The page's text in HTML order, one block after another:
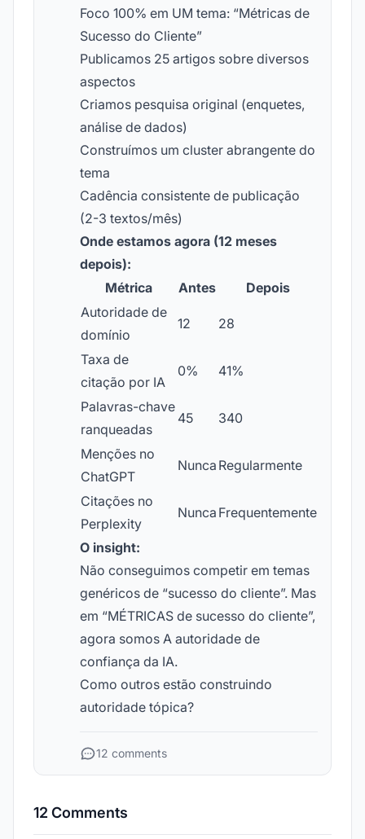
Foco 100% em UM tema: “Métricas de
Sucesso do Cliente”
Publicamos 25 artigos sobre diversos
aspectos
Criamos pesquisa original (enquetes,
análise de dados)
Construímos um cluster abrangente do
tema
Cadência consistente de publicação
(2-3 textos/mês)
Onde estamos agora (12 meses
depois):
Métrica
Antes
Depois
Autoridade de
domínio
12 28
Taxa de
citação por IA
0% 41%
Palavras-chave
ranqueadas
45 340
Menções no
ChatGPT
Nunca Regularmente
Citações no
Perplexity
Nunca Frequentemente
O insight:
Não conseguimos competir em temas
genéricos de “sucesso do cliente”. Mas
em “MÉTRICAS de sucesso do cliente”,
agora somos A autoridade de
confiança da IA.
Como outros estão construindo
autoridade tópica?
12 comments
12 Comments